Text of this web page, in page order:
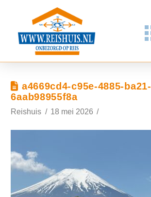
a4669cd4-c95e-4885-ba21-
6aab98955f8a
Reishuis 18 mei 2026